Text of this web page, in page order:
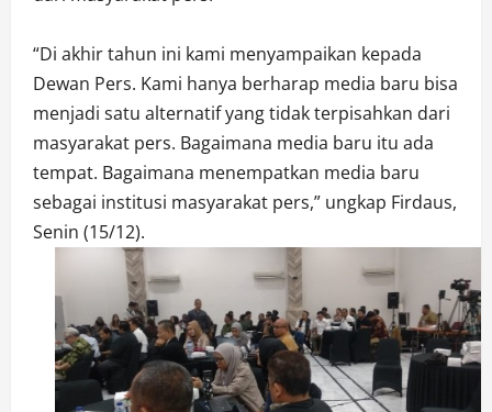
“Di akhir tahun ini kami menyampaikan kepada
Dewan Pers. Kami hanya berharap media baru bisa
menjadi satu alternatif yang tidak terpisahkan dari
masyarakat pers. Bagaimana media baru itu ada
tempat. Bagaimana menempatkan media baru
sebagai institusi masyarakat pers,” ungkap Firdaus,
Senin (15/12).